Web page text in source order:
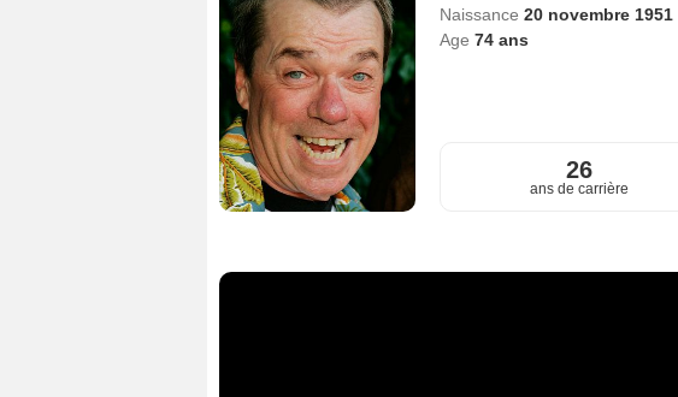
Naissance 20 novembre 1951
Age 74ans
26
ans de carrière